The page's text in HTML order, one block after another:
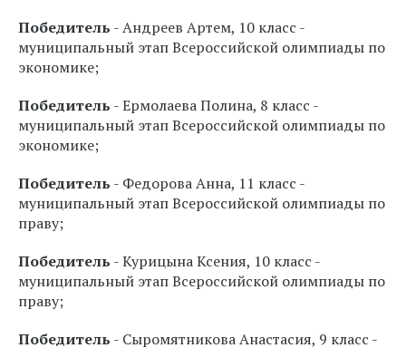
Победитель - Андреев Артем, 10 класс -
муниципальный этап Всероссийской олимпиады по
экономике;
Победитель - Ермолаева Полина, 8 класс -
муниципальный этап Всероссийской олимпиады по
экономике;
Победитель - Федорова Анна, 11 класс -
муниципальный этап Всероссийской олимпиады по
праву;
Победитель - Курицына Ксения, 10 класс -
муниципальный этап Всероссийской олимпиады по
праву;
Победитель - Сыромятникова Анастасия, 9 класс -